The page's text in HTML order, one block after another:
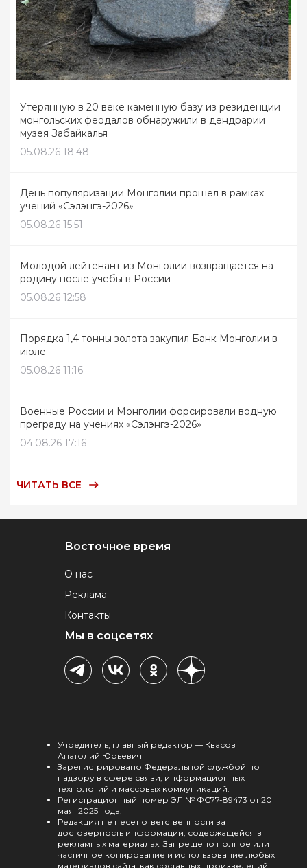
Утерянную в 20 веке каменную базу из резиденции
монгольских феодалов обнаружили в дендрарии
музея Забайкалья
05.08.26 18:48
День популяризации Монголии прошел в рамках
учений «Сэлэнгэ-2026»
05.08.26 15:51
Молодой лейтенант из Монголии возвращается на
родину после учёбы в России
05.08.26 12:58
Порядка 1,4 тонны золота закупил Банк Монголии в
июле
05.08.26 11:16
Военные России и Монголии форсировали водную
преграду на учениях «Сэлэнгэ-2026»
04.08.26 17:16
ЧИТАТЬ ВСЕ
Восточное время
О нас
Реклама
Контакты
Мы в соцсетях
Учредитель, главный редактор — Квасов
Анатолий Юрьевич
Зарегистрировано Федеральной службой по
надзору в сфере связи, информационных
технологий и массовых коммуникаций.
Регистрационный номер ЭЛ № ФС77-89473 от 20
мая 2025 года.
Редакция не несет ответственности за
достоверность информации, содержащейся в
рекламных материалах. Запрещено полное или
частичное копирование и использование любых
материалов сайта, как составных произведений,